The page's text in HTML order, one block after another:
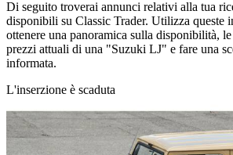
Di seguito troverai annunci relativi alla tua
disponibili su Classic Trader. Utilizza queste
ottenere una panoramica sulla disponibilità,
prezzi attuali di una "Suzuki LJ" e fare una
informata.
L'inserzione è scaduta